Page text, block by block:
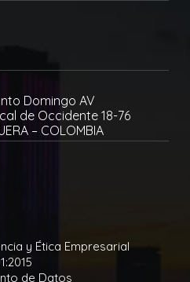
Domingo AV
de Occidente 18-76
– COLOMBIA
y Ética Empresarial
de Datos